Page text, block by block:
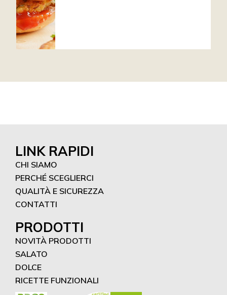
LINK RAPIDI
CHI SIAMO
PERCHÉ SCEGLIERCI
QUALITÀ E SICUREZZA
CONTATTI
PRODOTTI
NOVITÀ PRODOTTI
SALATO
DOLCE
RICETTE FUNZIONALI